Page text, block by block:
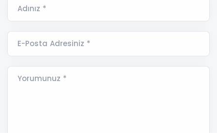
Adınız *
E-Posta Adresiniz *
Yorumunuz *